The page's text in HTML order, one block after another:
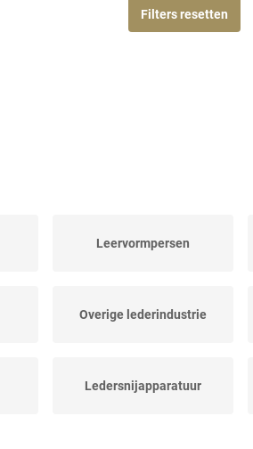
Filters resetten
Leervormpersen
Overige lederindustrie
Ledersnijapparatuur